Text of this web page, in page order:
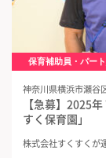
保育補助員・パー
神奈川県横浜市瀬谷
【急募】2025
すく保育園」
株式会社すくすくが